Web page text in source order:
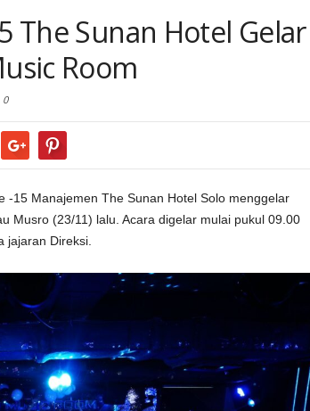
The Sunan Hotel Gelar
Room
0
-15 Manajemen The Sunan Hotel Solo menggelar
Musro (23/11) lalu. Acara digelar mulai pukul 09.00
jajaran Direksi.